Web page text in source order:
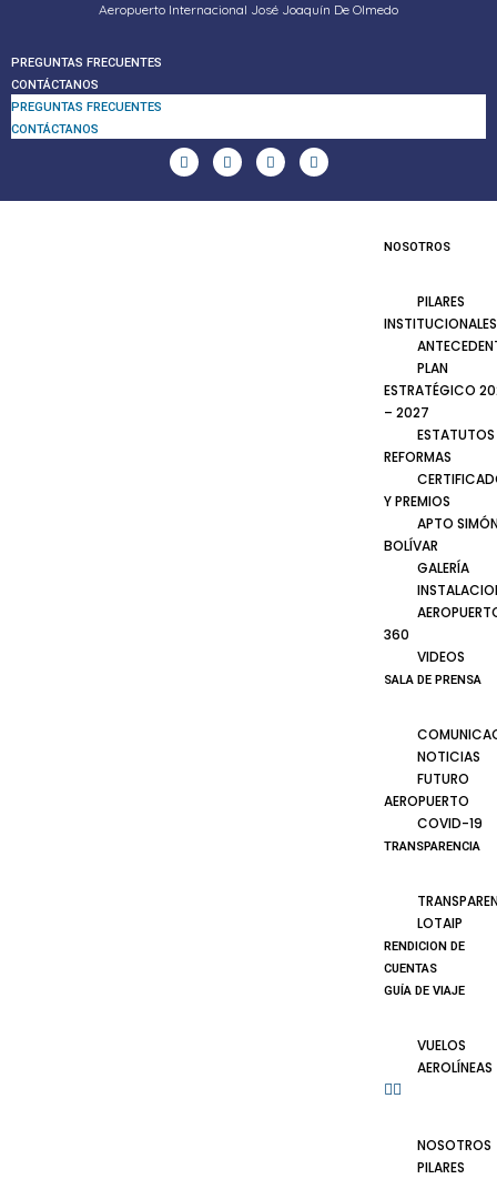
Aeropuerto Internacional José Joaquín De Olmedo
PREGUNTAS FRECUENTES
CONTÁCTANOS
PREGUNTAS FRECUENTES
CONTÁCTANOS
NOSOTROS
PILARES
INSTITUCIONALES
PLAN
ESTRATÉGICO
– 2027
ESTATUTOS
REFORMAS
Y PREMIOS
APTO
BOLÍVAR
GALERÍA
360
VIDEOS
SALA DE PRENSA
NOTICIAS
FUTURO
AEROPUERTO
COVID-19
TRANSPARENCIA
LOTAIP
RENDICION DE
CUENTAS
GUÍA DE VIAJE
VUELOS
AEROLÍNEAS
NOSOTROS
PILARES